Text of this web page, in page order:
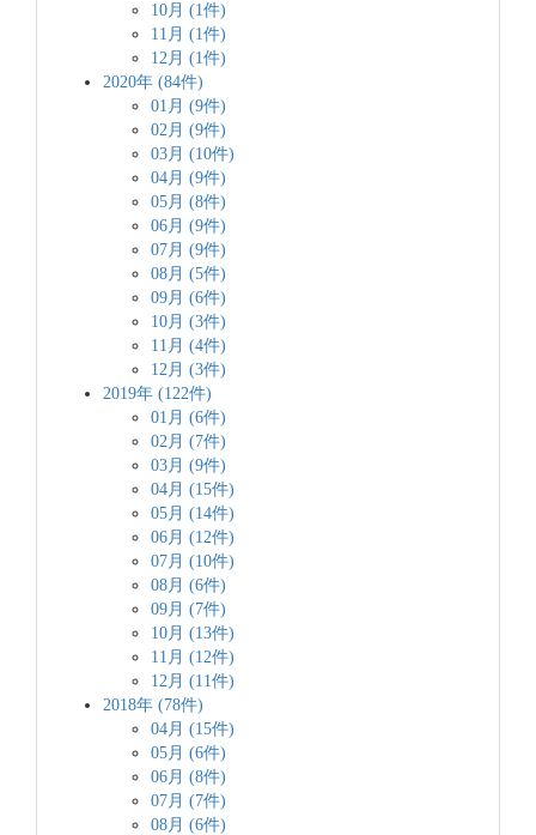
10月 (1件)
11月 (1件)
12月 (1件)
2020年 (84件)
01月 (9件)
02月 (9件)
03月 (10件)
04月 (9件)
05月 (8件)
06月 (9件)
07月 (9件)
08月 (5件)
09月 (6件)
10月 (3件)
11月 (4件)
12月 (3件)
2019年 (122件)
01月 (6件)
02月 (7件)
03月 (9件)
04月 (15件)
05月 (14件)
06月 (12件)
07月 (10件)
08月 (6件)
09月 (7件)
10月 (13件)
11月 (12件)
12月 (11件)
2018年 (78件)
04月 (15件)
05月 (6件)
06月 (8件)
07月 (7件)
08月 (6件)